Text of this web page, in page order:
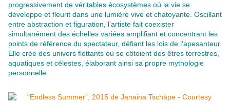
progressivement de véritables écosystèmes où la vie se
développe et fleurit dans une lumière vive et chatoyante. Oscillant
entre abstraction et figuration, l’artiste fait coexister
simultanément des échelles variées amplifiant et concentrant les
points de référence du spectateur, défiant les lois de l’apesanteur.
Elle crée des univers flottants où se côtoient des êtres terrestres,
aquatiques et célestes, élaborant ainsi sa propre mythologie
personnelle.